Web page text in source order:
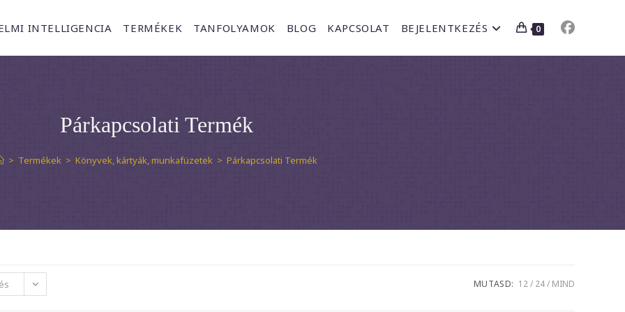
INTELLIGENCIA TERMÉKEK TANFOLYAMOK BLOG KAPCSOLAT BEJELENTKEZÉS 0
Párkapcsolati Termék
> Termékek > Könyvek, kártyák, munkafüzetek > Párkapcsolati Termék
MUTASD: 12 24 MIND